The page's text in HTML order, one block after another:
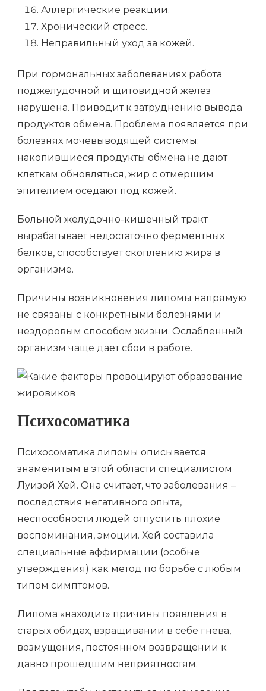
Аллергические реакции.
Хронический стресс.
Неправильный уход за кожей.
При гормональных заболеваниях работа
поджелудочной и щитовидной желез
нарушена. Приводит к затруднению вывода
продуктов обмена. Проблема появляется при
болезнях мочевыводящей системы:
накопившиеся продукты обмена не дают
клеткам обновляться, жир с отмершим
эпителием оседают под кожей.
Больной желудочно-кишечный тракт
вырабатывает недостаточно ферментных
белков, способствует скоплению жира в
организме.
Причины возникновения липомы напрямую
не связаны с конкретными болезнями и
нездоровым способом жизни. Ослабленный
организм чаще дает сбои в работе.
Психосоматика
Психосоматика липомы описывается
знаменитым в этой области специалистом
Луизой Хей. Она считает, что заболевания –
последствия негативного опыта,
неспособности людей отпустить плохие
воспоминания, эмоции. Хей составила
специальные аффирмации (особые
утверждения) как метод по борьбе с любым
типом симптомов.
Липома «находит» причины появления в
старых обидах, взращивании в себе гнева,
возмущения, постоянном возвращении к
давно прошедшим неприятностям.